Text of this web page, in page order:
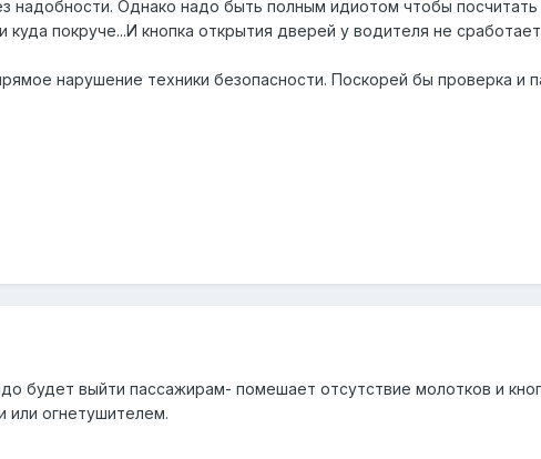
надобности. Однако надо быть полным идиотом чтобы посчитать
куда покруче...И кнопка открытия дверей у водителя не
нарушение техники безопасности. Поскорей бы проверка и
будет выйти пассажирам- помешает отсутствие молотков и
или огнетушителем.